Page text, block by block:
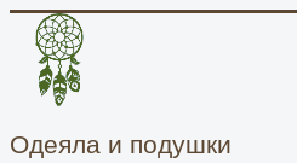
Одеяла и подушки